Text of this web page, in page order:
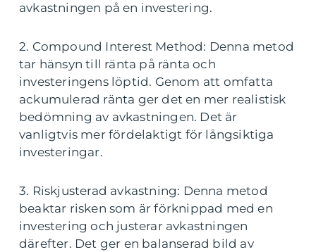
avkastningen på en investering.
2. Compound Interest Method: Denna metod
tar hänsyn till ränta på ränta och
investeringens löptid. Genom att omfatta
ackumulerad ränta ger det en mer realistisk
bedömning av avkastningen. Det är
vanligtvis mer fördelaktigt för långsiktiga
investeringar.
3. Riskjusterad avkastning: Denna metod
beaktar risken som är förknippad med en
investering och justerar avkastningen
därefter. Det ger en balanserad bild av